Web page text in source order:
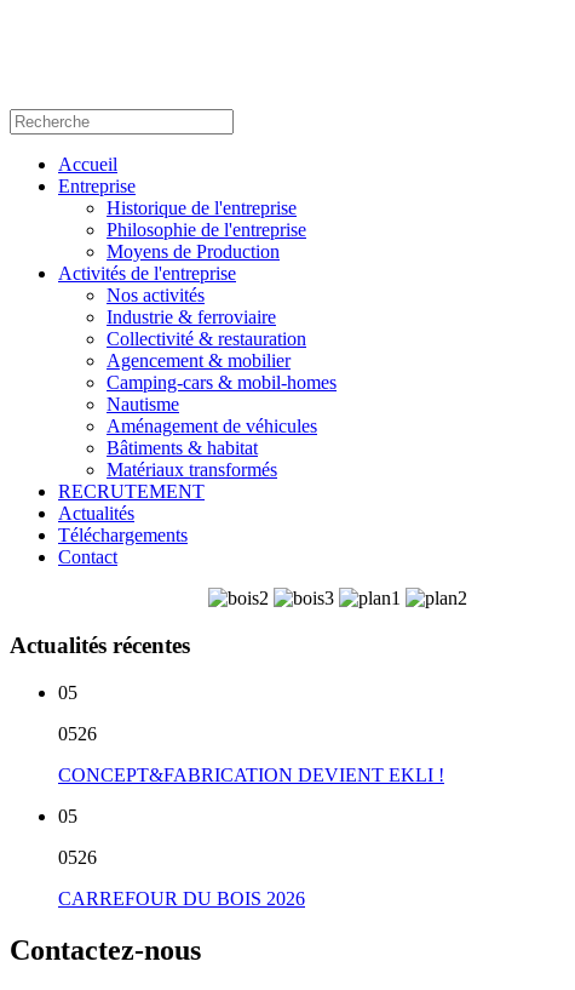
Accueil
Entreprise
Historique de l'entreprise
Philosophie de l'entreprise
Moyens de Production
Activités de l'entreprise
Nos activités
Industrie & ferroviaire
Collectivité & restauration
Agencement & mobilier
Camping-cars & mobil-homes
Nautisme
Aménagement de véhicules
Bâtiments & habitat
Matériaux transformés
RECRUTEMENT
Actualités
Téléchargements
Contact
Actualités récentes
05
0526
CONCEPT&FABRICATION DEVIENT EKLI !
05
0526
CARREFOUR DU BOIS 2026
Contactez-nous